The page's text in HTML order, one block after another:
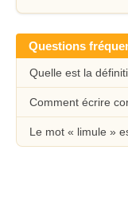
Questions
Quelle est la
Comment écrire
Le mot « limule »